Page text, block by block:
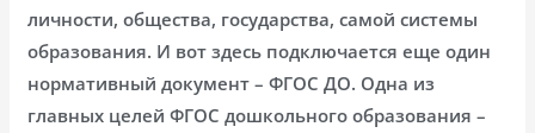
личности, общества, государства, самой системы
образования. И вот здесь подключается еще один
нормативный документ – ФГОС ДО. Одна из
главных целей ФГОС дошкольного образования –